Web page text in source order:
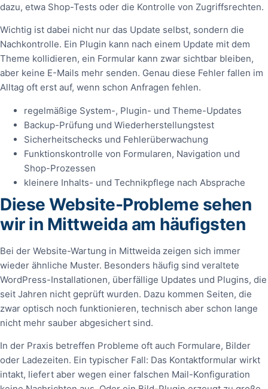
dazu, etwa Shop-Tests oder die Kontrolle von Zugriffsrechten.
Wichtig ist dabei nicht nur das Update selbst, sondern die
Nachkontrolle. Ein Plugin kann nach einem Update mit dem
Theme kollidieren, ein Formular kann zwar sichtbar bleiben,
aber keine E-Mails mehr senden. Genau diese Fehler fallen im
Alltag oft erst auf, wenn schon Anfragen fehlen.
regelmäßige System-, Plugin- und Theme-Updates
Backup-Prüfung und Wiederherstellungstest
Sicherheitschecks und Fehlerüberwachung
Funktionskontrolle von Formularen, Navigation und
Shop-Prozessen
kleinere Inhalts- und Technikpflege nach Absprache
Diese Website-Probleme sehen
wir in Mittweida am häufigsten
Bei der Website-Wartung in Mittweida zeigen sich immer
wieder ähnliche Muster. Besonders häufig sind veraltete
WordPress-Installationen, überfällige Updates und Plugins, die
seit Jahren nicht geprüft wurden. Dazu kommen Seiten, die
zwar optisch noch funktionieren, technisch aber schon lange
nicht mehr sauber abgesichert sind.
In der Praxis betreffen Probleme oft auch Formulare, Bilder
oder Ladezeiten. Ein typischer Fall: Das Kontaktformular wirkt
intakt, liefert aber wegen einer falschen Mail-Konfiguration